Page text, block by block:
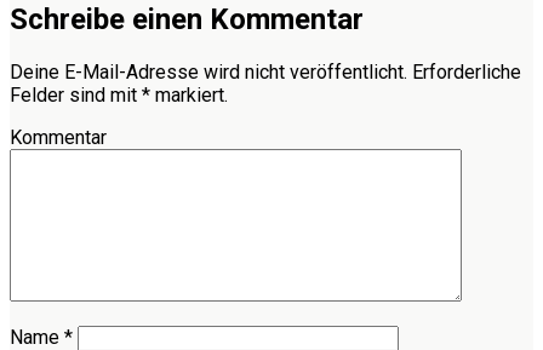
Schreibe einen Kommentar
Deine E-Mail-Adresse wird nicht veröffentlicht. Erforderliche
Felder sind mit * markiert.
Kommentar
Name *